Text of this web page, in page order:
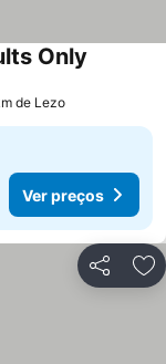
Only
de Lezo
Ver preços
Partilhar